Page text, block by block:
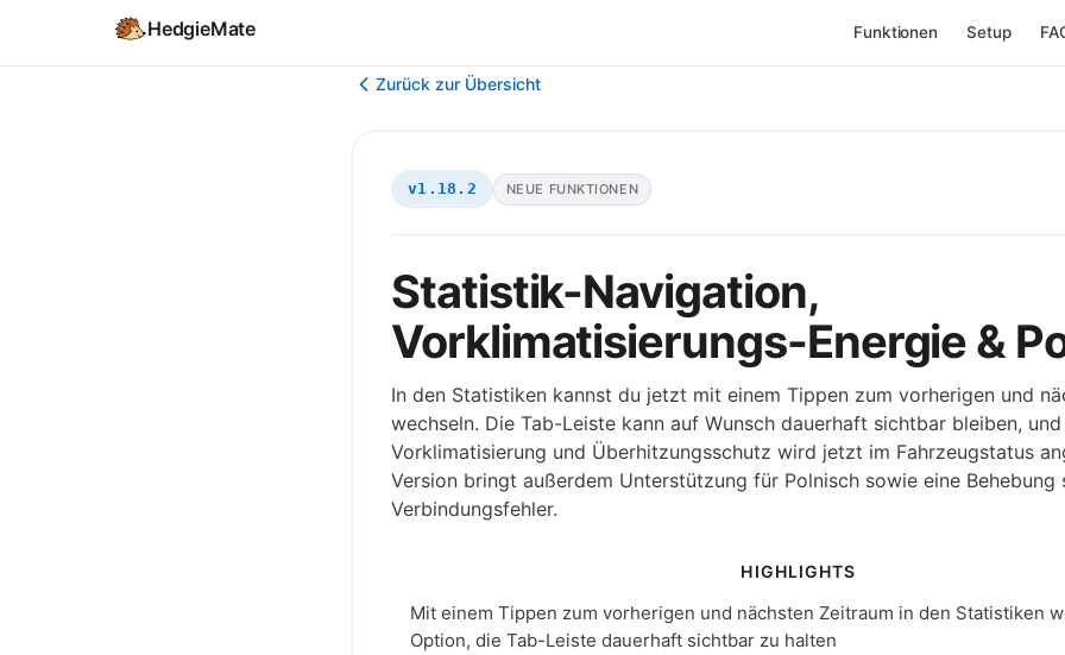
HedgieMate Funktionen Setup
Zurück zur Übersicht
v1.18.2 NEUE FUNKTIONEN
Statistik-Navigation,
Vorklimatisierungs-Energie &
In den Statistiken kannst du jetzt mit einem Tippen zum vorherigen und
wechseln. Die Tab-Leiste kann auf Wunsch dauerhaft sichtbar bleiben,
Vorklimatisierung und Überhitzungsschutz wird jetzt im Fahrzeugstatus
Version bringt außerdem Unterstützung für Polnisch sowie eine Behebung
Verbindungsfehler.
HIGHLIGHTS
Mit einem Tippen zum vorherigen und nächsten Zeitraum in den Statistiken
Option, die Tab-Leiste dauerhaft sichtbar zu halten